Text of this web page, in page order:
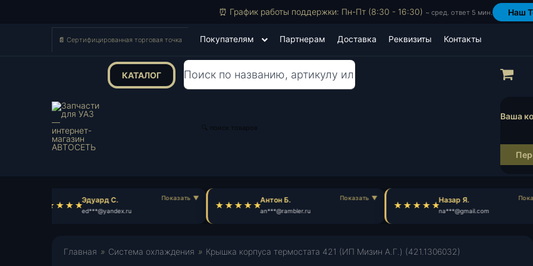
⏰ График работы поддержки: Пн-Пт (8:30 - 16:30) ~ сред. ответ 5 мин. Наш
📄 Сертифицированная торговая точка Покупателям Партнерам Доставка Реквизиты Контакты
КАТАЛОГ Поиск
🔍 поиск товаров
Ваша
Эдуард С.
ed***@yandex.ru
Антон Б.
an***@rambler.ru
Назар Я.
na***@gmail.com
Главная » Система охлаждения » Крышка корпуса термостата 421 (ИП Мизин А.Г.) (421.1306032)